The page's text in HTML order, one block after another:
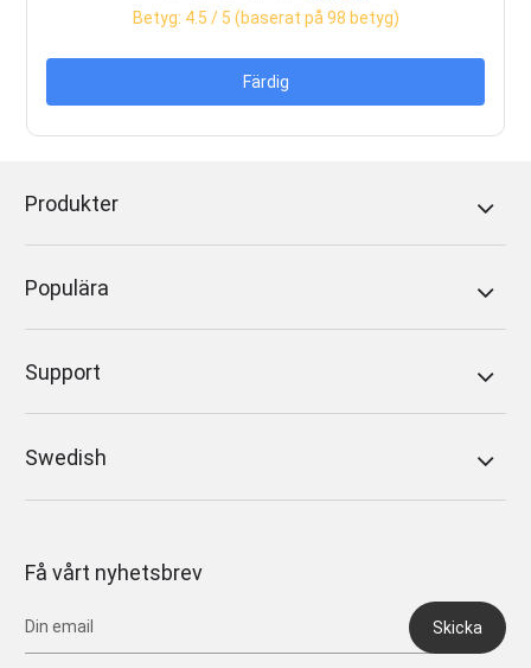
Betyg: 4.5 / 5 (baserat på 98 betyg)
Färdig
Produkter
Populära
Support
Swedish
Få vårt nyhetsbrev
Skicka